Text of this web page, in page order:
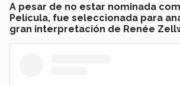
A pesar de no estar nominada
Película, fue seleccionada para
gran interpretación de Renée